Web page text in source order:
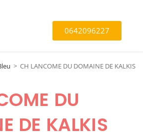
0642096227
> CH LANCOME DU DOMAINE DE KALKIS
DU
DE KALKIS